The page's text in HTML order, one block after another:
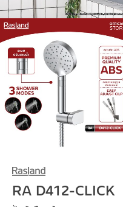
RA D412-CLICK